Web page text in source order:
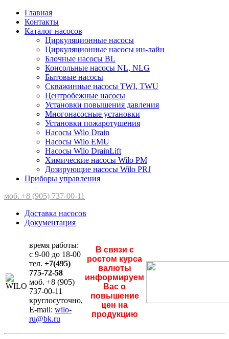
Главная
Контакты
Каталог насосов
Циркуляционные насосы
Циркуляционные насосы ин-лайн
Блочные насосы BL
Консольные насосы NL, NLG
Бытовые насосы
Скважинные насосы TWI, TWU
Центробежные насосы
Установки повышения давления
Многонасосные установки
Установки пожаротушения
Насосы Wilo Drain
Насосы Wilo EMU
Насосы Wilo DrainLift
Химические насосы Wilo PM
Дозирующие насосы Wilo PRJ
Приборы управления
моб. +8 (905) 737-00-11
Доставка насосов
Документация
время работы:
с 9-00 до 18-00
тел. +7(495)
775-72-58
моб. +8 (905)
737-00-11
круглосуточно,
E-mail: wilo-
ru@bk.ru
В связи с
ростом курса
валюты
информируем
Вас о
повышение
цен на
продукцию